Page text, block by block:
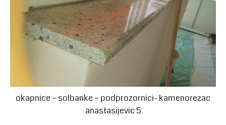
okapnice – solbanke – podprozornici- kamenorezac
anastasijevic 5